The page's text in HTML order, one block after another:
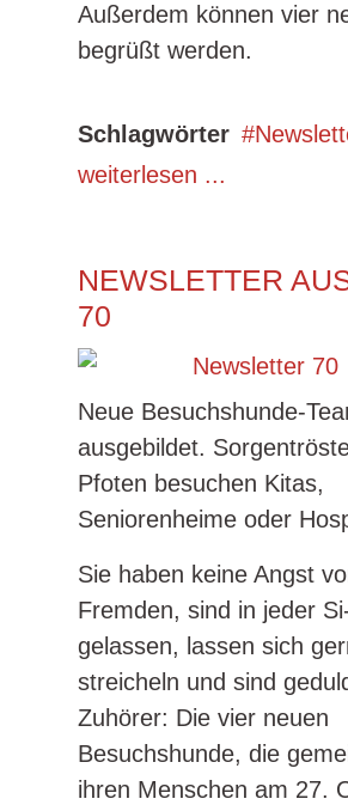
Außerdem können vier
begrüßt werden.
Schlagwörter
weiterlesen ...
NEWSLETTER
70
Neue Besuchshunde-
ausgebildet.
Pfoten besuchen Kitas,
Seniorenheime oder
Sie haben keine Angst
Fremden, sind in jeder
gelassen, lassen sich
streicheln und sind
Zuhörer: Die vier neuen
Besuchshunde, die
ihren Menschen am 27.